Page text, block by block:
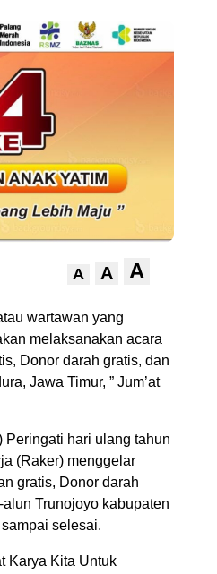
A A A
wartawan yang
melaksanakan acara
Donor darah gratis, dan
Jawa Timur, ” Jum’at
Peringati hari ulang tahun
(Raker) menggelar
gratis, Donor darah
Trunojoyo kabupaten
selesai.
Karya Kita Untuk